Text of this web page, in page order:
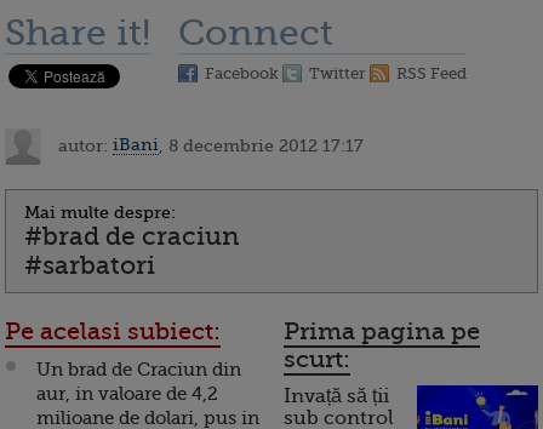
Share it! Connect
Facebook Twitter RSS Feed
autor: iBani , 8 decembrie 2012 17:17
Mai multe despre:
#brad de craciun
#sarbatori
Pe acelasi subiect:
Un brad de Craciun din
aur, in valoare de 4,2
milioane de dolari, pus in
Prima pagina pe
scurt:
Invață să ții
sub control